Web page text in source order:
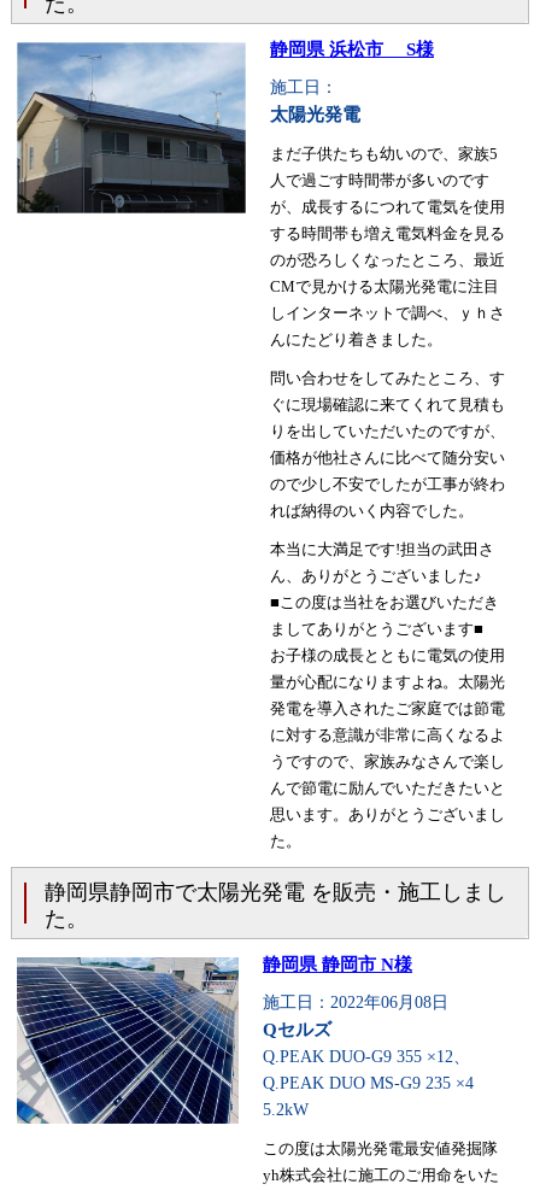
静岡県 浜松市 S様
施工日：
太陽光発電
まだ子供たちも幼いので、家族5
人で過ごす時間帯が多いのです
が、成長するにつれて電気を使用
する時間帯も増え電気料金を見る
のが恐ろしくなったところ、最近
CMで見かける太陽光発電に注目
しインターネットで調べ、ｙｈさ
んにたどり着きました。
問い合わせをしてみたところ、す
ぐに現場確認に来てくれて見積も
りを出していただいたのですが、
価格が他社さんに比べて随分安い
ので少し不安でしたが工事が終わ
れば納得のいく内容でした。
本当に大満足です!担当の武田さ
ん、ありがとうございました♪
■この度は当社をお選びいただき
ましてありがとうございます■
お子様の成長とともに電気の使用
量が心配になりますよね。太陽光
発電を導入されたご家庭では節電
に対する意識が非常に高くなるよ
うですので、家族みなさんで楽し
んで節電に励んでいただきたいと
思います。ありがとうございまし
た。
静岡県静岡市で太陽光発電 を販売・施工しまし
た。
静岡県 静岡市 N様
施工日：2022年06月08日
Qセルズ
Q.PEAK DUO-G9 355 ×12、
Q.PEAK DUO MS-G9 235 ×4
5.2kW
この度は太陽光発電最安値発掘隊
yh株式会社に施工のご用命をいた